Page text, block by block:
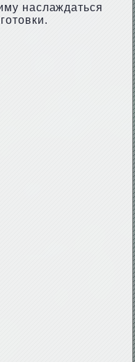
наслаждаться